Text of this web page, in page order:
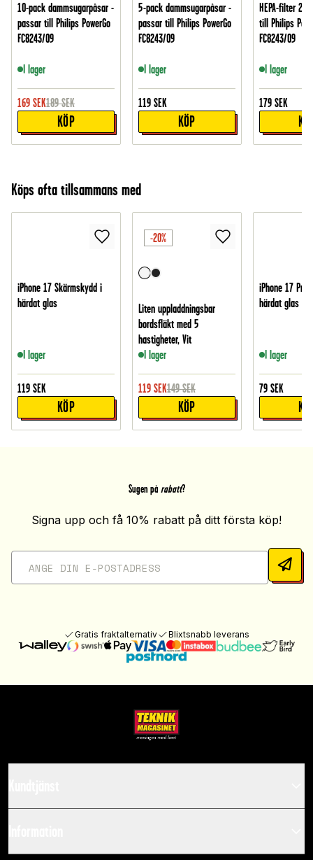
10-pack dammsugarpåsar -
passar till Philips PowerGo
FC8243/09
I lager
169 SEK189 SEK
KÖP
5-pack dammsugarpåsar -
passar till Philips PowerGo
FC8243/09
I lager
119 SEK
KÖP
HEPA-filter 2-
till Philips
FC8243/09
I lager
179 SEK
Köps ofta tillsammans med
iPhone 17 Skärmskydd i
härdat glas
I lager
119 SEK
KÖP
-20%
Liten uppladdningsbar
bordsfläkt med 5
hastigheter, Vit
I lager
119 SEK149 SEK
KÖP
iPhone 17 Pro
härdat glas
I lager
79 SEK
Sugen på rabatt?
Signa upp och få 10% rabatt på ditt första köp!
Gratis fraktalternativ Blixtsnabb leverans